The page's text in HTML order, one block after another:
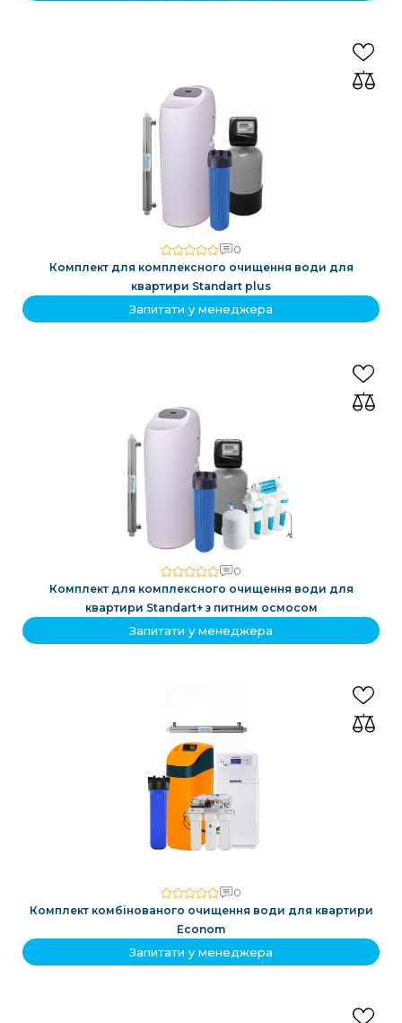
0
Комплект для комплексного очищення води для
квартири Standart plus
Запитати у менеджера
0
Комплект для комплексного очищення води для
квартири Standart+ з питним осмосом
Запитати у менеджера
0
Комплект комбінованого очищення води для квартири
Econom
Запитати у менеджера